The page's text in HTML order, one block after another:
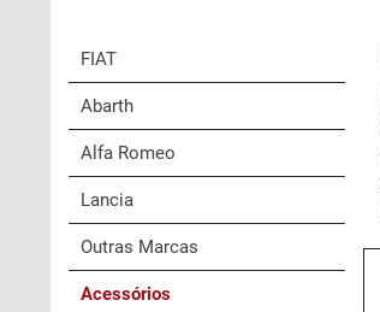
FIAT
Abarth
Alfa Romeo
Lancia
Outras Marcas
Acessórios